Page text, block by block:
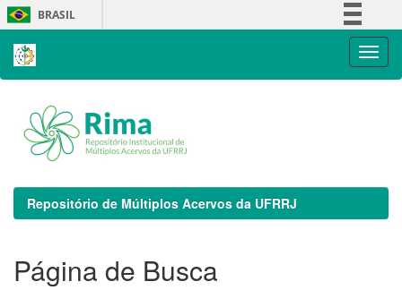
Skip
navigation
BRASIL
Repositório de Múltiplos Acervos da UFRRJ
Página de Busca